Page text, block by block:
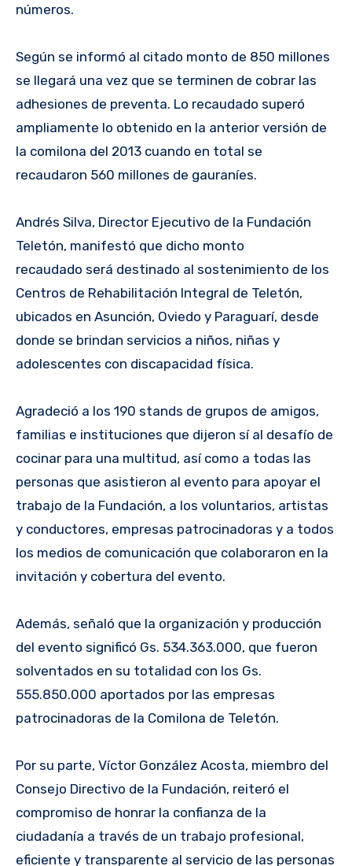
números.
Según se informó al citado monto de 850 millones
se llegará una vez que se terminen de cobrar las
adhesiones de preventa. Lo recaudado superó
ampliamente lo obtenido en la anterior versión de
la comilona del 2013 cuando en total se
recaudaron 560 millones de gauraníes.
Andrés Silva, Director Ejecutivo de la Fundación
Teletón, manifestó que dicho monto
recaudado será destinado al sostenimiento de los
Centros de Rehabilitación Integral de Teletón,
ubicados en Asunción, Oviedo y Paraguarí, desde
donde se brindan servicios a niños, niñas y
adolescentes con discapacidad física.
Agradeció a los 190 stands de grupos de amigos,
familias e instituciones que dijeron sí al desafío de
cocinar para una multitud, así como a todas las
personas que asistieron al evento para apoyar el
trabajo de la Fundación, a los voluntarios, artistas
y conductores, empresas patrocinadoras y a todos
los medios de comunicación que colaboraron en la
invitación y cobertura del evento.
Además, señaló que la organización y producción
del evento significó Gs. 534.363.000, que fueron
solventados en su totalidad con los Gs.
555.850.000 aportados por las empresas
patrocinadoras de la Comilona de Teletón.
Por su parte, Víctor González Acosta, miembro del
Consejo Directivo de la Fundación, reiteró el
compromiso de honrar la confianza de la
ciudadanía a través de un trabajo profesional,
eficiente y transparente al servicio de las personas